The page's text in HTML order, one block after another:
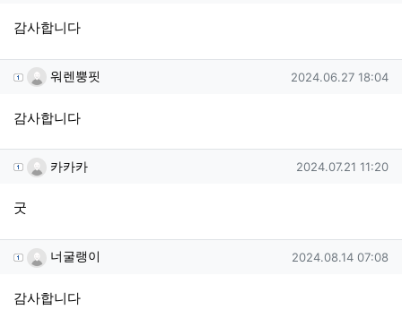
감사합니다
워렌뿡핏님의 댓글
워렌뿡핏 작성일
2024.06.27 18:04
감사합니다
카카카님의 댓글
카카카 작성일
2024.07.21 11:20
굿
너굴랭이님의 댓글
너굴랭이 작성일
2024.08.14 07:08
감사합니다